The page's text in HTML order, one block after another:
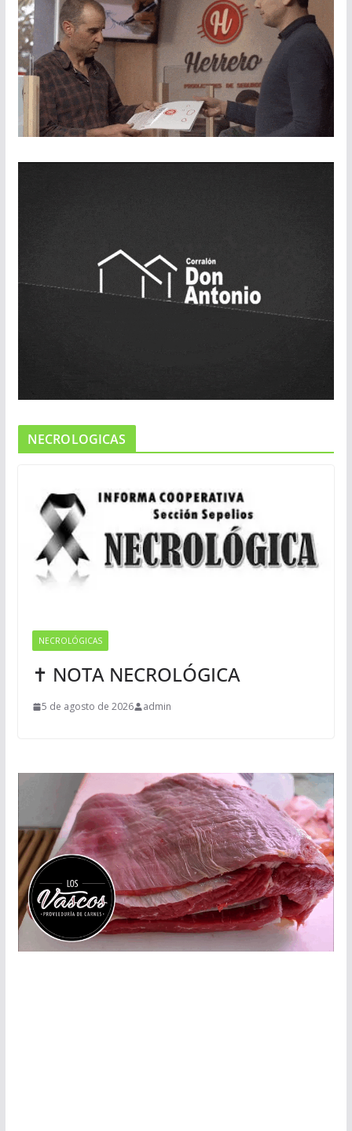
NECROLOGICAS
NECROLÓGICAS
✝ NOTA NECROLÓGICA
5 de agosto de 2026 admin